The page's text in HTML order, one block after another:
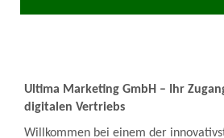
Ultima Marketing GmbH – Ihr
digitalen Vertriebs
Willkommen bei einem der